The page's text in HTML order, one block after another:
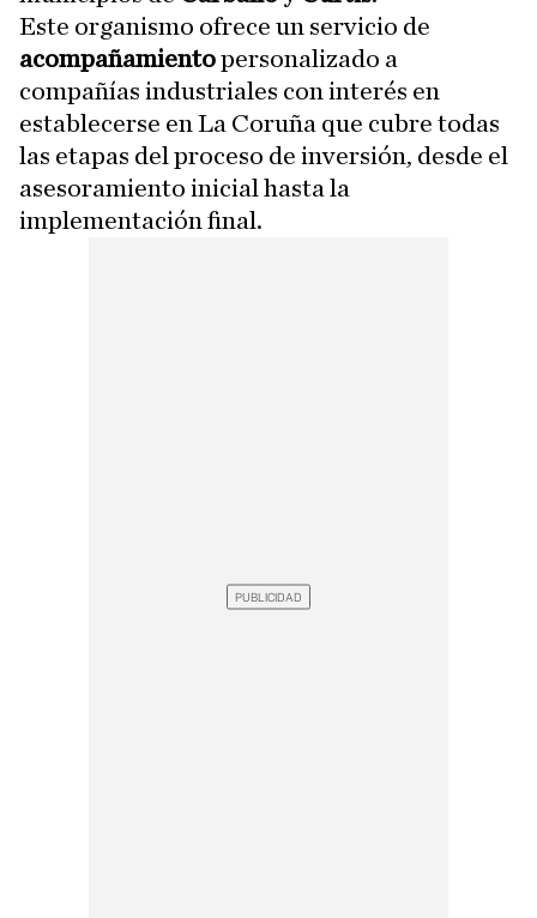
Este organismo ofrece un servicio de
acompañamientopersonalizado a
compañías industriales con interés en
establecerse en La Coruña que cubre todas
las etapas del proceso de inversión, desde el
asesoramiento inicial hasta la
implementación final.